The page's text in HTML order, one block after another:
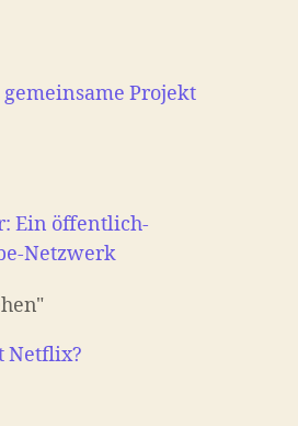
gemeinsame Projekt
Ein öffentlich-
Netzwerk
Netflix?